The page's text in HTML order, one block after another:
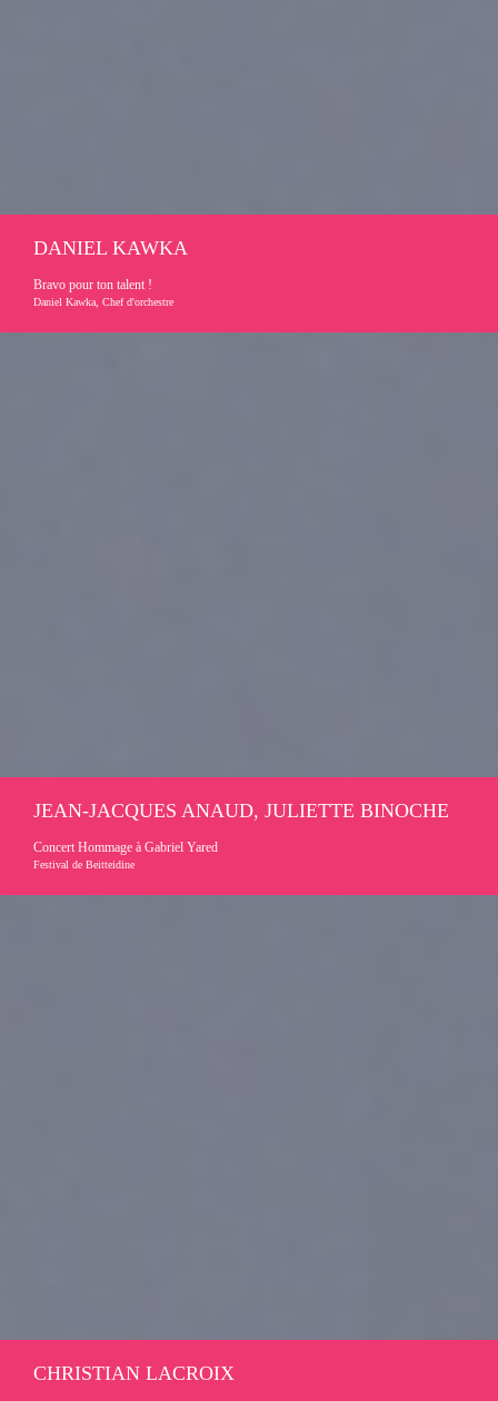
DANIEL KAWKA
Bravo pour ton talent !
Daniel Kawka, Chef d'orchestre
JEAN-JACQUES ANAUD, JULIETTE BINOCHE
Concert Hommage à Gabriel Yared
Festival de Beitteidine
CHRISTIAN LACROIX